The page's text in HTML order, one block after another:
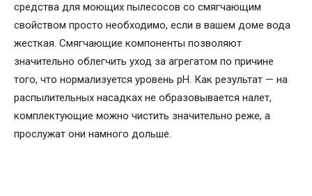
средства для моющих пылесосов со смягчающим
свойством просто необходимо, если в вашем доме вода
жесткая. Смягчающие компоненты позволяют
значительно облегчить уход за агрегатом по причине
того, что нормализуется уровень pH. Как результат — на
распылительных насадках не образовывается налет,
комплектующие можно чистить значительно реже, а
прослужат они намного дольше.